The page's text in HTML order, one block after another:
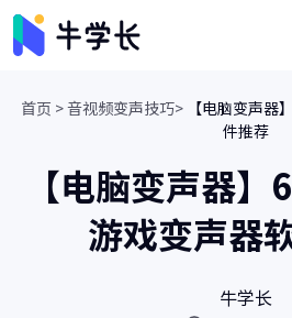
首页 >音视频变声技巧>
【电脑变声器
件推荐
【电脑变声器
游戏变声器
牛学长